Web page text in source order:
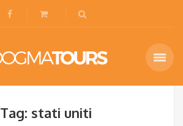
Tag: stati uniti